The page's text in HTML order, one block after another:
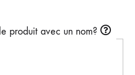
produit avec un nom?